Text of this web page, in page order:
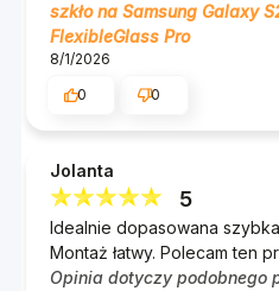
szkło na Samsung Galaxy
FlexibleGlass Pro
8/1/2026
0
0
Jolanta
5
Idealnie dopasowana
Montaż łatwy. Polecam ten
Opinia dotyczy podobnego